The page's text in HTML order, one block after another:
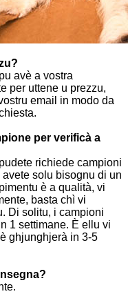
avè a vostra
per uttene u prezzu,
email in modo da
per verificà a
richiede campioni
solu bisognu di un
è a qualità, vi
basta chì vi
Di solitu, i campioni
1 settimane. È ellu vi
ghjunghjerà in 3-5